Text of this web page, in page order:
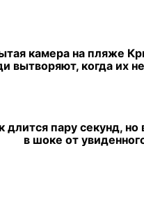
камера на пляже
вытворяют, когда их
длится пару секунд, но
в шоке от